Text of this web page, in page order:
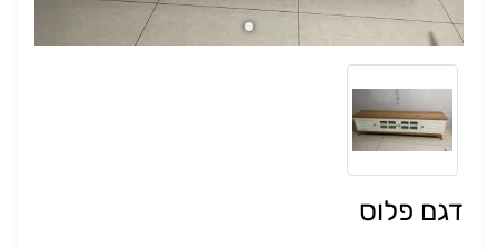
דגם פלוס